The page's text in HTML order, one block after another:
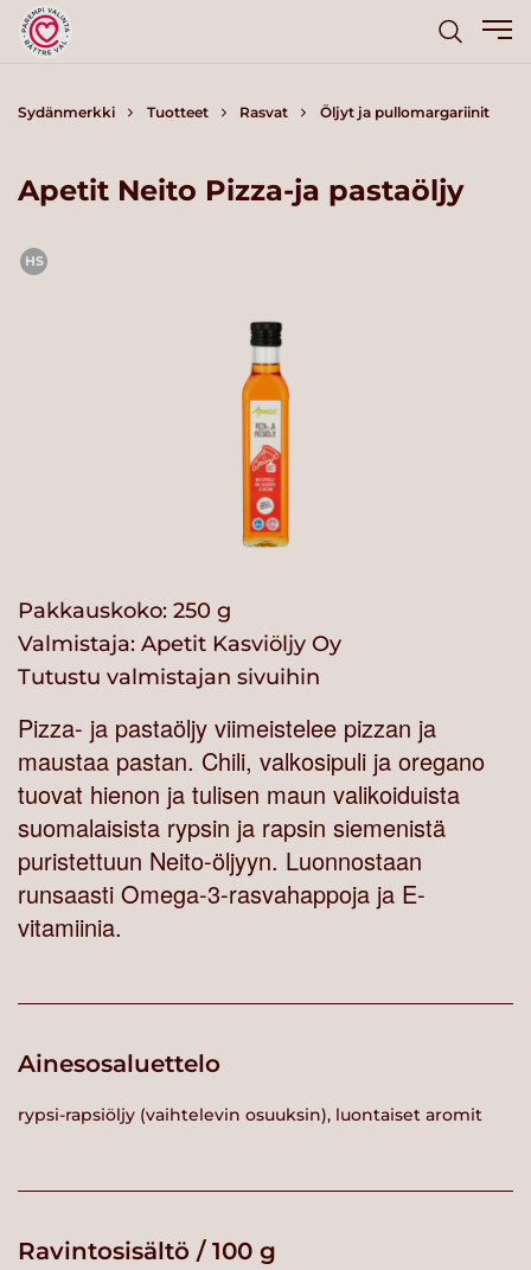
Sydänmerkki Tuotteet Rasvat Öljyt ja pullomargariinit
Apetit Neito Pizza-ja pastaöljy
HS
Pakkauskoko: 250 g
Valmistaja: Apetit Kasviöljy Oy
Tutustu valmistajan sivuihin
Pizza- ja pastaöljy viimeistelee pizzan ja
maustaa pastan. Chili, valkosipuli ja oregano
tuovat hienon ja tulisen maun valikoiduista
suomalaisista rypsin ja rapsin siemenistä
puristettuun Neito-öljyyn. Luonnostaan
runsaasti Omega-3-rasvahappoja ja E-
vitamiinia.
Ainesosaluettelo
rypsi-rapsiöljy (vaihtelevin osuuksin), luontaiset aromit
Ravintosisältö / 100 g